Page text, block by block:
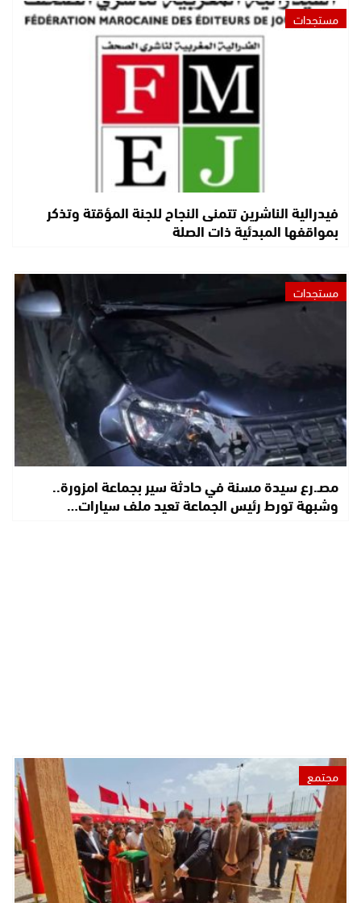
مستجدات
فيدرالية الناشرين تتمنى النجاح للجنة المؤقتة وتذكر
بمواقفها المبدئية ذات الصلة
مستجدات
مصـ.رع سيدة مسنة في حادثة سير بجماعة امزورة..
وشبهة تورط رئيس الجماعة تعيد ملف سيارات…
مجتمع